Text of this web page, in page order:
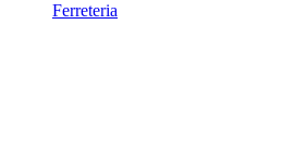
Ferreteria